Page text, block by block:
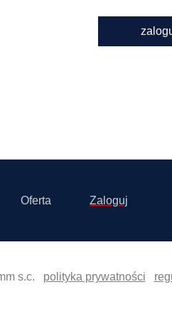
Oferta Zaloguj
s.c. polityka prywatności